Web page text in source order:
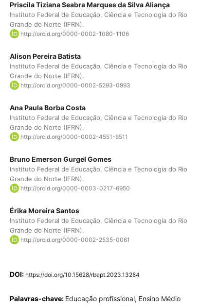
Priscila Tiziana Seabra Marques da Silva Aliança
Instituto Federal de Educação, Ciência e Tecnologia do Rio
Grande do Norte (IFRN).
http://orcid.org/0000-0002-1080-1106
Alison Pereira Batista
Instituto Federal de Educação, Ciência e Tecnologia do Rio
Grande do Norte (IFRN).
http://orcid.org/0000-0002-5293-0993
Ana Paula Borba Costa
Instituto Federal de Educação, Ciência e Tecnologia do Rio
Grande do Norte (IFRN).
http://orcid.org/0000-0002-4551-8511
Bruno Emerson Gurgel Gomes
Instituto Federal de Educação, Ciência e Tecnologia do Rio
Grande do Norte (IFRN).
http://orcid.org/0000-0003-0217-6950
Érika Moreira Santos
Instituto Federal de Educação, Ciência e Tecnologia do Rio
Grande do Norte (IFRN).
http://orcid.org/0000-0002-2535-0061
DOI: https://doi.org/10.15628/rbept.2023.13284
Palavras-chave: Educação profissional, Ensino Médio